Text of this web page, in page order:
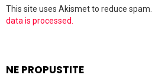
This site uses Akismet to reduce spam.
data is processed.
NE PROPUSTITE